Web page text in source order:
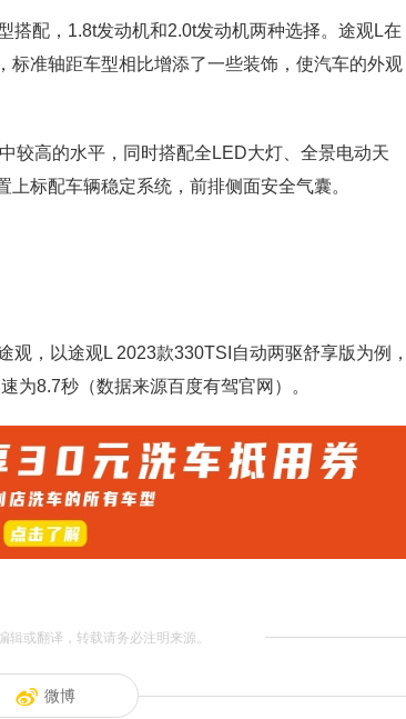
搭配，1.8t发动机和2.0t发动机两种选择。途观L在
准轴距车型相比增添了一些装饰，使汽车的外观
较高的水平，同时搭配全LED大灯、全景电动天
标配车辆稳定系统，前排侧面安全气囊。
，以途观L 2023款330TSI自动两驱舒享版为例，
为8.7秒（数据来源百度有驾官网）。
辑或翻译，转载请务必注明来源。
微博